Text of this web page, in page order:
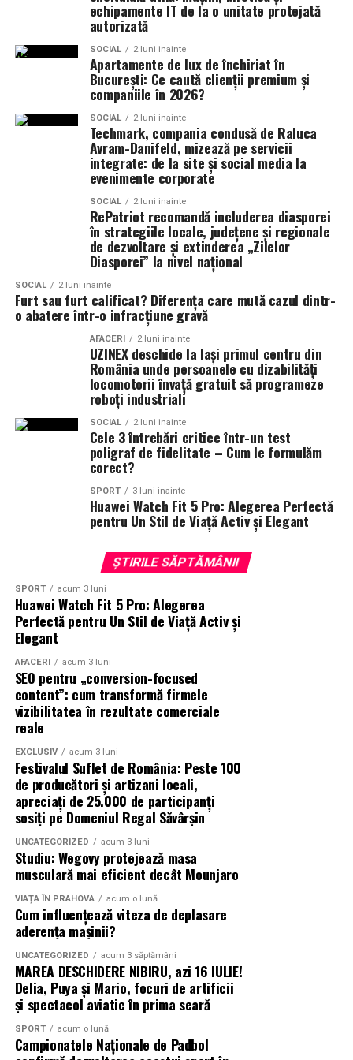
persoanele care își doresc o verificare realizată în
condiții de maximă rigurozitate și discreție.
Becurile LED sunt alegerea evidenta pentru hol. Ele
consuma putin, dureaza mult si ofera lumina placuta. Un
intrerupator amplasat strategic, langa usa de intrare,
este un detaliu care face viata mai confortabila, mai ales
cand intri sau iesi pe intuneric.
Delimitarea holului fata de zona
Holul trebuie sa fie clar delimitat fata de zona de zi,
pentru a nu lasa incaltamintea si hainele la vedere. Un
mic prag, o diferenta de nivel, un paravan sau o usa
glisanta sunt solutii simple care fac tranzitia intre cele
doua zone evidenta.
In casele modulare cu open-space, delimitarea holului se
face adesea printr-un dulap care serveste drept perete
despartitor. Acesta gazduieste hainele si incaltamintea,
iar spatele lui poate fi folosit ca perete pentru zona de
zi. Este o solutie care valorifica la maximum spatiul.
Solutii pentru intrari foarte mici
Pentru casele cu intrare foarte mica, solutiile sunt mai
limitate, dar nu imposibile. Un cuier de perete, o oglinda
subtire, o banca pliabila si un mic raft pentru chei pot
indeplini toate functiile de baza, chiar si pe o suprafata
Dulapurile verticale sunt solutia optima pentru spatii
mici. Ele ofera depozitare pentru incaltaminte, haine si
accesorii, fara a ocupa mult loc pe podea. Un dulap de 60
cm latime este suficient pentru o familie cu doi membri.
Beneficiile unui hol bine gandit
Cand holul este bine gandit, viata de familie devine mai
fluenta. Toata lumea stie unde isi pune hainele si
incaltamintea, nu se mai cauta cheile prin casa, iar
oaspetii sunt primiti intr-un spatiu ordonat. Aceste
beneficii mici, dar constante, fac diferenta in fiecare zi.
Specialistii NOMAAD includ holul in discutia initiala
despre planul casei. Ei identifica nevoile reale ale fiecarei
familii si propun solutii functionale, chiar si pentru
spatii mici. Acest detaliu face parte din abordarea
generala a proiectarii unei case cu adevarat practice.
Despre NOMAAD
NOMAAD este un brand romanesc specializat in case
modulare la cheie, construit din experienta directa cu
clienti care au nevoie de locuinte functionale, durabile si
adaptate vietii reale. Fiecare proiect este gandit
impreuna cu beneficiarul, pornind de la nevoi concrete
si continuand cu solutii tehnice clare. NOMAAD pune
echipamente IT de la o unitate protejată
autorizată
SOCIAL 2 luni inainte
Apartamente de lux de închiriat în
București: Ce caută clienții premium și
companiile în 2026?
SOCIAL 2 luni inainte
Techmark, compania condusă de Raluca
Avram-Danifeld, mizează pe servicii
integrate: de la site și social media la
evenimente corporate
SOCIAL 2 luni inainte
RePatriot recomandă includerea diasporei
în strategiile locale, județene și regionale
de dezvoltare și extinderea „Zilelor
Diasporei” la nivel național
SOCIAL 2 luni inainte
Furt sau furt calificat? Diferența care mută cazul dintr-
o abatere într-o infracțiune gravă
AFACERI 2 luni inainte
UZINEX deschide la Iași primul centru din
România unde persoanele cu dizabilități
locomotorii învață gratuit să programeze
roboți industriali
SOCIAL 2 luni inainte
Cele 3 întrebări critice într-un test
poligraf de fidelitate – Cum le formulăm
corect?
SPORT 3 luni inainte
Huawei Watch Fit 5 Pro: Alegerea Perfectă
pentru Un Stil de Viață Activ și Elegant
ȘTIRILE SĂPTĂMÂNII
SPORT acum 3 luni
Huawei Watch Fit 5 Pro: Alegerea
Perfectă pentru Un Stil de Viață Activ și
Elegant
AFACERI acum 3 luni
SEO pentru „conversion-focused
content”: cum transformă firmele
vizibilitatea în rezultate comerciale
reale
EXCLUSIV acum 3 luni
Festivalul Suflet de România: Peste 100
de producători și artizani locali,
apreciați de 25.000 de participanți
sosiți pe Domeniul Regal Săvârșin
UNCATEGORIZED acum 3 luni
Studiu: Wegovy protejează masa
musculară mai eficient decât Mounjaro
VIAȚA ÎN PRAHOVA acum o lună
Cum influențează viteza de deplasare
aderența mașinii?
UNCATEGORIZED acum 3 săptămâni
MAREA DESCHIDERE NIBIRU, azi 16 IULIE!
Delia, Puya și Mario, focuri de artificii
și spectacol aviatic în prima seară
SPORT acum o lună
Campionatele Naționale de Padbol